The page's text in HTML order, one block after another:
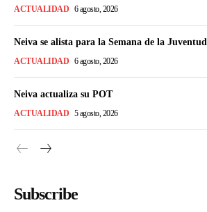
ACTUALIDAD 6 agosto, 2026
Neiva se alista para la Semana de la Juventud
ACTUALIDAD 6 agosto, 2026
Neiva actualiza su POT
ACTUALIDAD 5 agosto, 2026
Subscribe